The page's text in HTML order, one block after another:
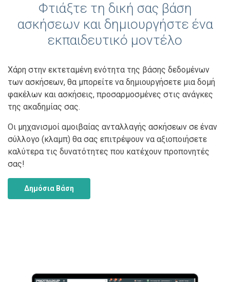
Φτιάξτε τη δική σας βάση
ασκήσεων και δημιουργήστε ένα
εκπαιδευτικό μοντέλο
Χάρη στην εκτεταμένη ενότητα της βάσης δεδομένων
των ασκήσεων, θα μπορείτε να δημιουργήσετε μια δομή
φακέλων και ασκήσεις, προσαρμοσμένες στις ανάγκες
της ακαδημίας σας.
Οι μηχανισμοί αμοιβαίας ανταλλαγής ασκήσεων σε έναν
σύλλογο (κλαμπ) θα σας επιτρέψουν να αξιοποιήσετε
καλύτερα τις δυνατότητες που κατέχουν προπονητές
σας!
Δημόσια Βάση